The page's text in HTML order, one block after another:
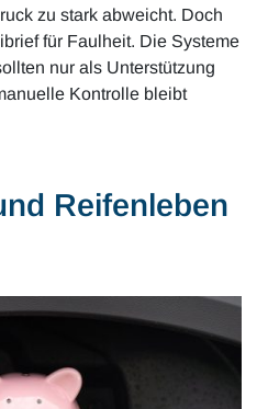
zu stark abweicht. Doch
für Faulheit. Die Systeme
nur als Unterstützung
Kontrolle bleibt
Reifenleben